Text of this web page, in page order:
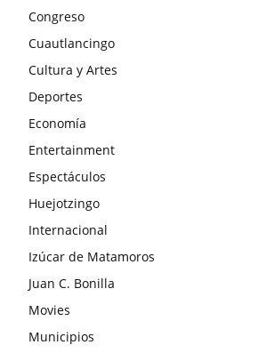
Congreso
Cuautlancingo
Cultura y Artes
Deportes
Economía
Entertainment
Espectáculos
Huejotzingo
Internacional
Izúcar de Matamoros
Juan C. Bonilla
Movies
Municipios